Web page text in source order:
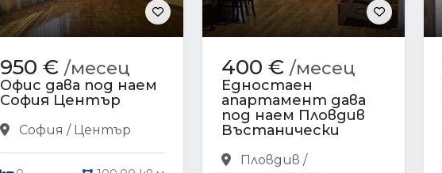
950 € /месец
Офис дава под наем
София Център
София / Център
400 € /месец
Едностаен
апартамент дава
под наем Пловдив
Въстанически
Пловдив /